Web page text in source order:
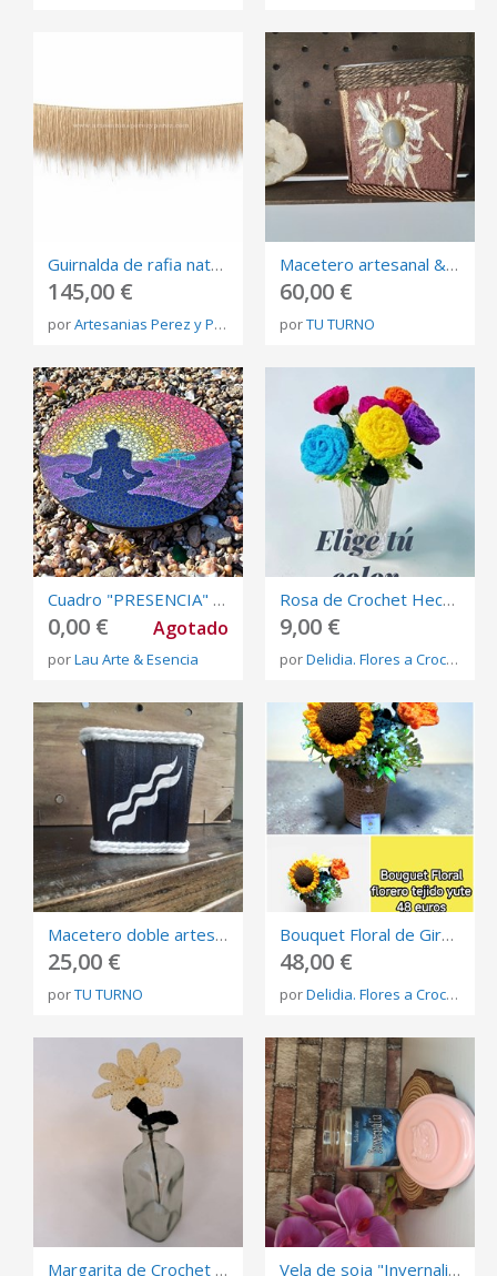
Guirnalda de rafia natural decorativa
145,00 €
porArtesanias Perez y Perez
Macetero artesanal & ojo de tigre gris
60,00 €
porTU TURNO
Cuadro "PRESENCIA" Arte en Puntillismo
0,00 € Agotado
porLau Arte & Esencia
Rosa de Crochet Hecha a Mano – Flor de Ganchillo Eterna (Elige tu Color)
9,00 €
porDelidia. Flores a Crochet����
Macetero doble artesanal
25,00 €
porTU TURNO
Bouquet Floral de Girasol a Crochet y Jarrón de Yute | Hecho a Mano
48,00 €
porDelidia. Flores a Crochet����
Margarita de Crochet Hecha a Mano – Flor de Ganchillo con Tallo Flexible Vela de soja "Invernalia"